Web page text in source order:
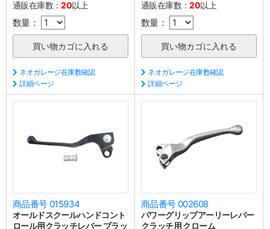
通販在庫数：20以上
数量：
ネオガレージ在庫数確認
詳細ページ
通販在庫数：20以上
数量：
ネオガレージ在庫数確認
詳細ページ
商品番号 015934
オールドスクールハンドコント
ロール用クラッチレバー ブラッ
商品番号 002608
パワーグリップアーリーレバー
クラッチ用 クローム